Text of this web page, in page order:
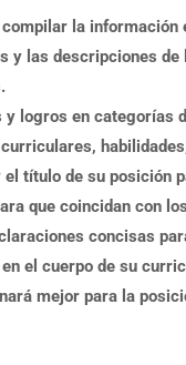
la
y las descripciones
logros en categorías
título de su posición
que coincidan con
concisas
el cuerpo de su
mejor para la